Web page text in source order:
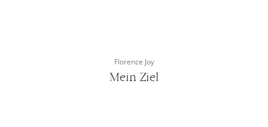
Florence Joy
Mein Ziel